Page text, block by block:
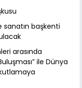
sanatın başkenti
arasında
ile Dünya